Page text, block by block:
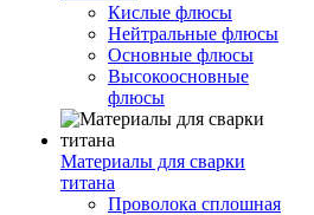
Кислые флюсы
Нейтральные флюсы
Основные флюсы
Высокоосновные
флюсы
Материалы для сварки
титана
Проволока сплошная